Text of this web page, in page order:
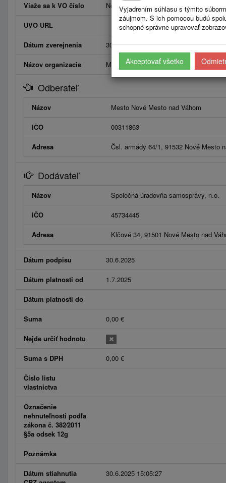
Viaže sa k VO číslo Neviaže
UVO URL
Dátum zverejnenia 30.6.2025
Názov organizacie Mesto Nové Mesto nad Váhom
Odberateľ
Názov Mesto Nové Mesto nad Váhom
IČO 00311863
Adresa Čsl. armády 64/1, 91532 Nové Mesto
Dodávateľ
Názov Spoločná úradovňa samosprávy, n.o.
IČO 45734445
Adresa Klčové 34, 91501 Nové Mesto nad
Dátum podpisu 30.6.2025
Dátum platnosti od 1.7.2025
Dátum platnosti do
Suma 0,00 €
Nejde určiť hodnotu
Suma s DPH 0,00 €
Číslo listu
vlastnictva
Označenie
nehnuteľnosti podľa
zákona č. 382⁄2011
§5a odsek 12g
Poznámka
Dátum stiahnutia
30.6.2025 15:05:27
Vyjadrením súhlasu s týmito
záujmom. S ich pomocou budú
schopné správne upravovať
Akceptovať všetko